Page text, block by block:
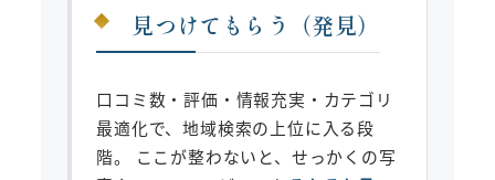
見つけてもらう（発見）
口コミ数・評価・情報充実・カテゴリ
最適化で、地域検索の上位に入る段
階。 ここが整わないと、せっかくの写